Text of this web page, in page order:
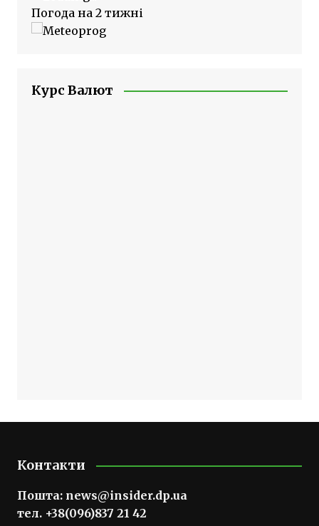
Погода на 2 тижні
Курс Валют
Контакти
Пошта: news@insider.dp.ua
тел. +38(096)837 21 42